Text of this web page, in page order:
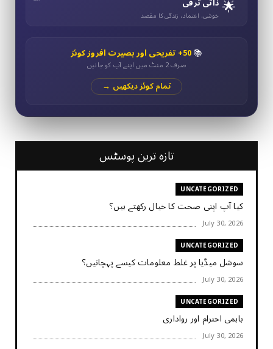
🌟 خوشی، اعتماد، زندگی کا مقصد
📚50+ تفریحی اور بصیرت افروز کوئز
صرف 2 منٹ میں اپنے آپ کو جانیں
تمام کوئز دیکھیں →
تازہ ترین پوسٹس
UNCATEGORIZED
کیا آپ اپنی صحت کا خیال رکھتے ہیں؟
July 30, 2026
UNCATEGORIZED
سوشل میڈیا پر غلط معلومات کیسے پہچانیں؟
July 30, 2026
UNCATEGORIZED
باہمی احترام اور رواداری
July 30, 2026